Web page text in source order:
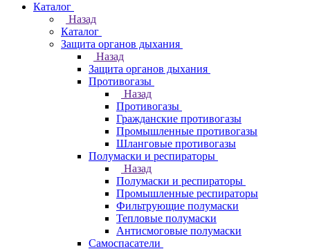
Каталог
Назад
Каталог
Защита органов дыхания
Назад
Защита органов дыхания
Противогазы
Назад
Противогазы
Гражданские противогазы
Промышленные противогазы
Шланговые противогазы
Полумаски и респираторы
Назад
Полумаски и респираторы
Промышленные респираторы
Фильтрующие полумаски
Тепловые полумаски
Антисмоговые полумаски
Самоспасатели